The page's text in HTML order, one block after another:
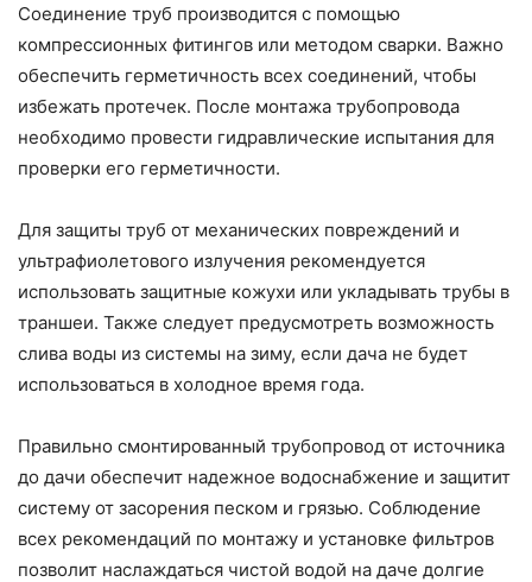
Соединение труб производится с помощью
компрессионных фитингов или методом сварки. Важно
обеспечить герметичность всех соединений, чтобы
избежать протечек. После монтажа трубопровода
необходимо провести гидравлические испытания для
проверки его герметичности.
Для защиты труб от механических повреждений и
ультрафиолетового излучения рекомендуется
использовать защитные кожухи или укладывать трубы в
траншеи. Также следует предусмотреть возможность
слива воды из системы на зиму, если дача не будет
использоваться в холодное время года.
Правильно смонтированный трубопровод от источника
до дачи обеспечит надежное водоснабжение и защитит
систему от засорения песком и грязью. Соблюдение
всех рекомендаций по монтажу и установке фильтров
позволит наслаждаться чистой водой на даче долгие